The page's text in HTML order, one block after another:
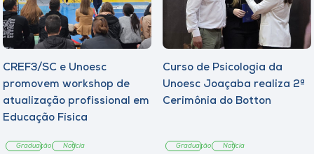
CREF3/SC e Unoesc
promovem workshop de
atualização profissional em
Educação Física
Graduação Notícia
Curso de Psicologia da
Unoesc Joaçaba realiza 2ª
Cerimônia do Botton
Graduação Notícia